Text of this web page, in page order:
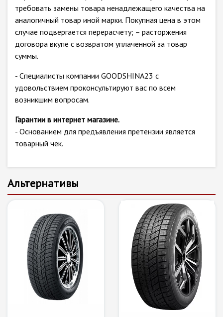
требовать замены товара ненадлежащего качества на
аналогичный товар иной марки. Покупная цена в этом
случае подвергается перерасчету; – расторжения
договора вкупе с возвратом уплаченной за товар
суммы.
- Специалисты компании GOODSHINA23 с
удовольствием проконсультируют вас по всем
возникшим вопросам.
Гарантии в интернет магазине.
- Основанием для предъявления претензии является
товарный чек.
Альтернативы